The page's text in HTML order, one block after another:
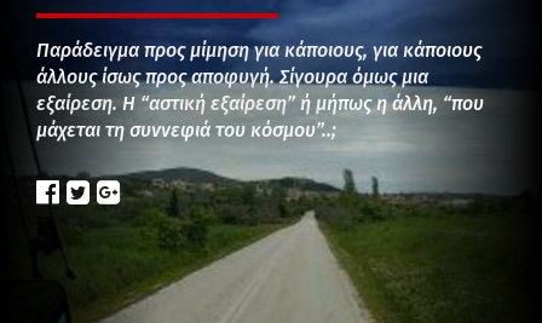
Παράδειγμα προς μίμηση για κάποιους, για κάποιους
άλλους ίσως προς αποφυγή. Σίγουρα όμως μια
εξαίρεση. Η “αστική εξαίρεση” ή μήπως η άλλη, “που
μάχεται τη συννεφιά του κόσμου”..;